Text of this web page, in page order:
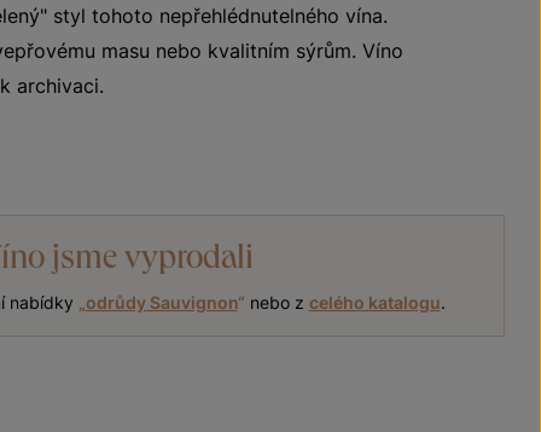
styl tohoto nepřehlédnutelného vína.
masu nebo kvalitním sýrům. Víno
archivaci.
jsme vyprodali
nabídky odrůdy Sauvignon“ nebo z celého katalogu.